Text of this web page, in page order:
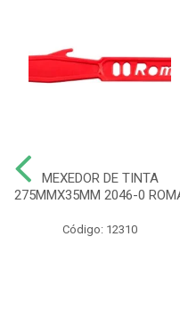
MEXEDOR DE TINTA
275MMX35MM 2046-0
Código: 12310